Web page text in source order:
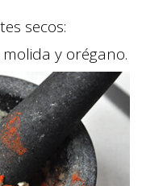
secos:
y orégano.